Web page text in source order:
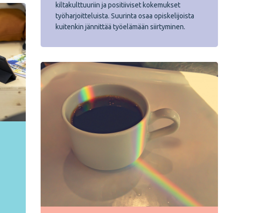
kiltakulttuuriin ja positiiviset kokemukset
työharjoitteluista. Suurinta osaa opiskelijoista
kuitenkin jännittää työelämään siirtyminen.